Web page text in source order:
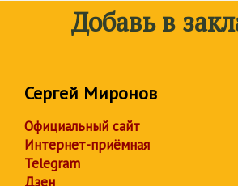
Добавь в
Сергей Миронов
Официальный сайт
Интернет-приёмная
Telegram
Дзен